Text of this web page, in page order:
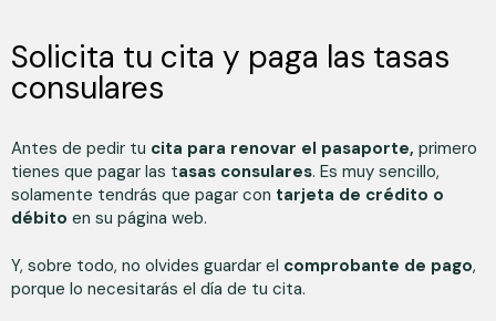
Solicita tu cita y paga las tasas
consulares
Antes de pedir tu cita para renovar el pasaporte, primero
tienes que pagar las tasas consulares. Es muy sencillo,
solamente tendrás que pagar con tarjeta de crédito o
débito en su página web.
Y, sobre todo, no olvides guardar el comprobante de pago,
porque lo necesitarás el día de tu cita.